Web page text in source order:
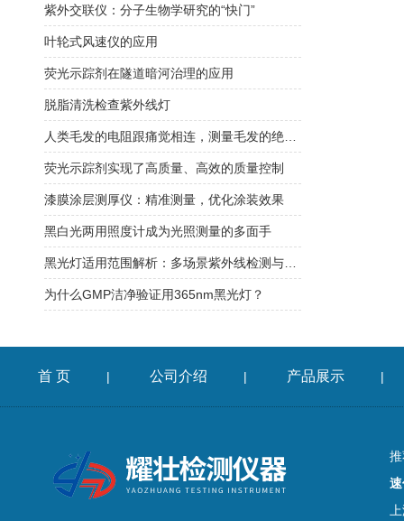
紫外交联仪：分子生物学研究的“快门”
叶轮式风速仪的应用
荧光示踪剂在隧道暗河治理的应用
脱脂清洗检查紫外线灯
荧光示踪剂实现了高质量、高效的质量控制
漆膜涂层测厚仪：精准测量，优化涂装效果
黑白光两用照度计成为光照测量的多面手
为什么GMP洁净验证用365nm黑光灯？
首 页 | 公司介绍 | 产品展示 |